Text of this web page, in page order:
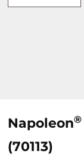
Napoleon®
(70113)